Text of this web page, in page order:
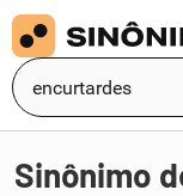
Sinônimo